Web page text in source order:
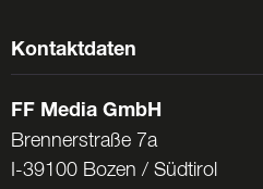
Kontaktdaten
FF Media GmbH
Brennerstraße 7a
I-39100 Bozen / Südtirol